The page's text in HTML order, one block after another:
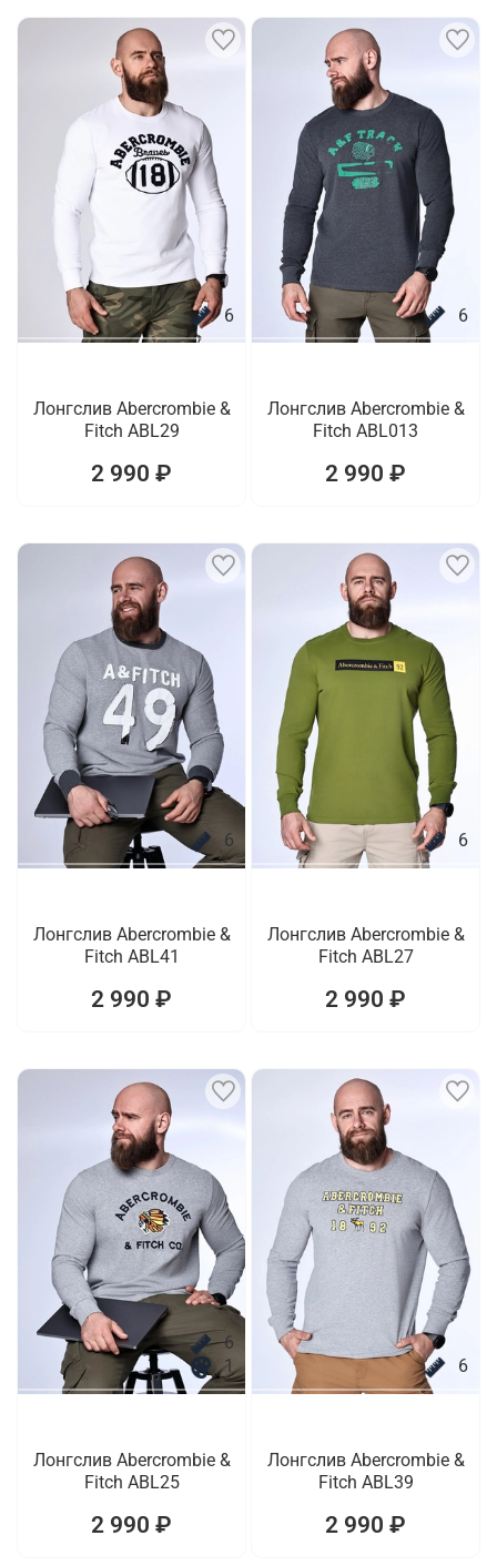
6
Лонгслив Abercrombie &
Fitch ABL29
2 990 ₽
6
Лонгслив Abercrombie &
Fitch ABL013
2 990 ₽
6
Лонгслив Abercrombie &
Fitch ABL41
2 990 ₽
6
Лонгслив Abercrombie &
Fitch ABL27
2 990 ₽
6
1
Лонгслив Abercrombie &
Fitch ABL25
2 990 ₽
6
Лонгслив Abercrombie &
Fitch ABL39
2 990 ₽